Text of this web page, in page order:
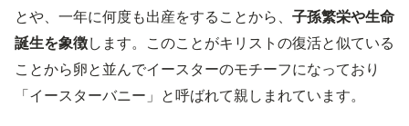
とや、一年に何度も出産をすることから、 子孫繁栄や生命
誕生を象徴します。このことがキリストの復活と似ている
ことから卵と並んでイースターのモチーフになっており
「イースターバニー」と呼ばれて親しまれています。